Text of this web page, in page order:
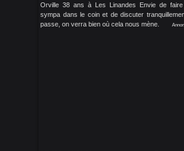
Orville 38 ans à Les Linandes Envie de
sympa dans le coin et de discuter
passe, on verra bien où cela nous mène.